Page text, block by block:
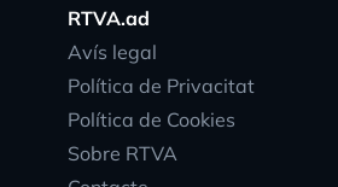
RTVA.ad
Avís legal
Política de Privacitat
Política de Cookies
Sobre RTVA